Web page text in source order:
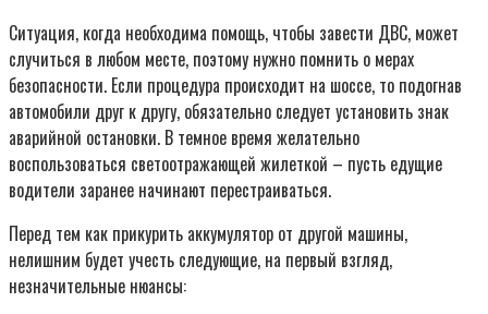
Ситуация, когда необходима помощь, чтобы завести ДВС, может
случиться в любом месте, поэтому нужно помнить о мерах
безопасности. Если процедура происходит на шоссе, то подогнав
автомобили друг к другу, обязательно следует установить знак
аварийной остановки. В темное время желательно
воспользоваться светоотражающей жилеткой – пусть едущие
водители заранее начинают перестраиваться.
Перед тем как прикурить аккумулятор от другой машины,
нелишним будет учесть следующие, на первый взгляд,
незначительные нюансы: